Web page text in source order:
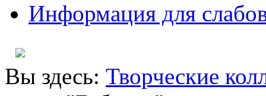
Информация для
Вы здесь: Творческие